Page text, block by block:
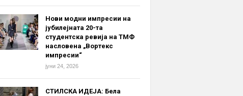
Нови модни импресии на
јубилејната 20-та
студентска ревија на ТМФ
насловена „Вортекс
импресии“
јуни 24, 2026
СТИЛСКА ИДЕЈА: Бела